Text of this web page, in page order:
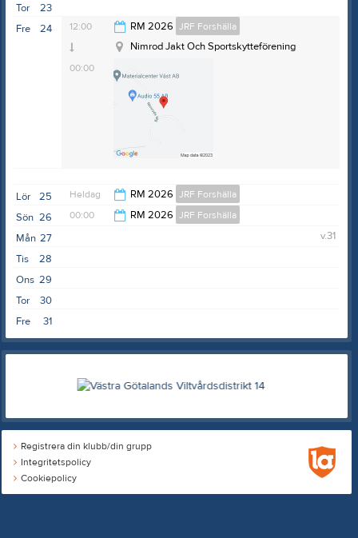
23
Tor
24
Fre 12:00 RM 2026 JRF Forshälla
00:00
Nimrod Jakt Och Sportskytteförening
25
Lör Heldag RM 2026 JRF Forshälla
26
Sön 00:00 RM 2026 JRF Forshälla
27
Mån
v.31
28
Tis
29
Ons
30
Tor
31
Fre
Registrera din klubb/din grupp
Integritetspolicy
Cookiepolicy